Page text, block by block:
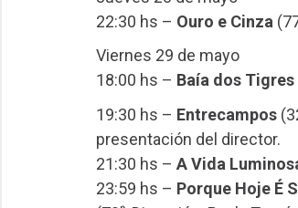
22:30 hs – Ouro e Cinza
Viernes 29 de mayo
18:00 hs – Baía dos Tigres
19:30 hs – Entrecampos
presentación del director.
21:30 hs – A Vida
23:59 hs – Porque Hoje É